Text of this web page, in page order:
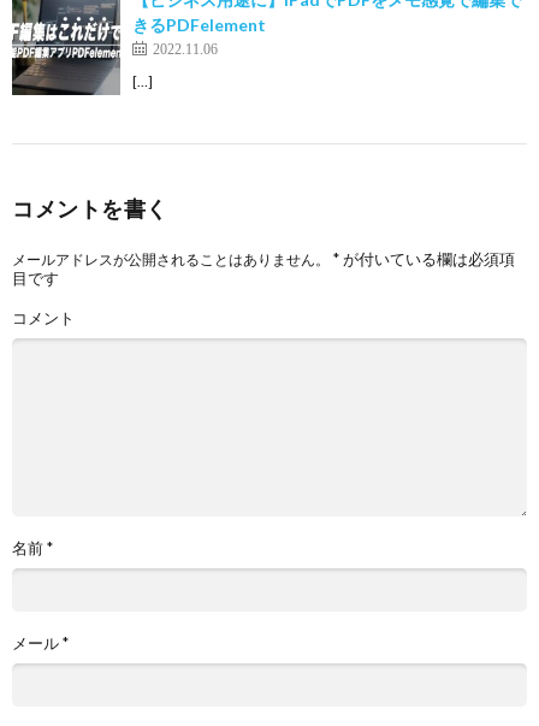
きるPDFelement
2022.11.06
[…]
コメントを書く
メールアドレスが公開されることはありません。 *が付いている欄は必須項
目です
コメント
名前*
メール*